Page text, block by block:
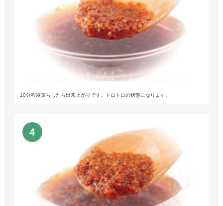
10分程度蒸らしたら出来上がりです。トロトロの状態になります。